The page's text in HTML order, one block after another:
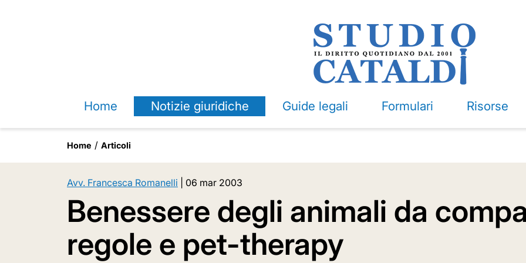
Home Notizie giuridiche Guide legali Formulari Risorse
Home Articoli
Avv. Francesca Romanelli 06 mar 2003
Benessere degli animali da
regole e pet-therapy